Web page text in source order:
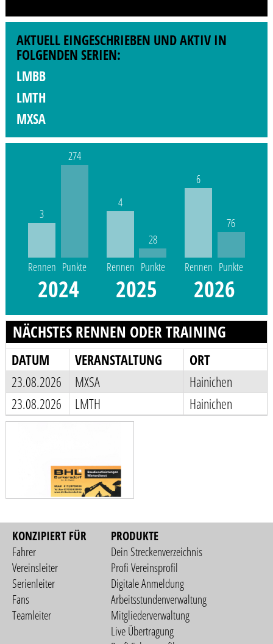
AKTUELL EINGESCHRIEBEN UND AKTIV IN
FOLGENDEN SERIEN:
LMBB
LMTH
MXSA
3
Rennen
274
Punkte
2024
4
Rennen
28
Punkte
2025
6
Rennen
76
Punkte
2026
NÄCHSTES RENNEN ODER TRAINING
DATUM VERANSTALTUNG
ORT
23.08.2026
MXSA
Hainichen
23.08.2026
LMTH Hainichen
KONZIPIERT FÜR
Fahrer
Vereinsleiter
Serienleiter
Fans
Teamleiter
PRODUKTE
Dein Streckenverzeichnis
Profi Vereinsprofil
Digitale Anmeldung
Arbeitsstundenverwaltung
Mitgliederverwaltung
Live Übertragung